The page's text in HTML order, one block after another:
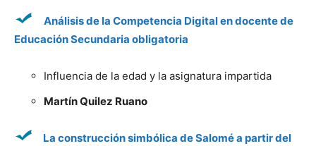
Análisis de la Competencia Digital en docente de
Educación Secundaria obligatoria
Influencia de la edad y la asignatura impartida
Martín Quilez Ruano
La construcción simbólica de Salomé a partir del